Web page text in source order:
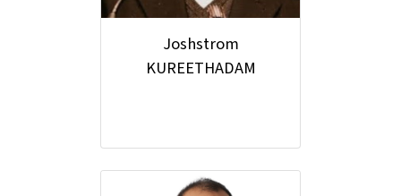
Joshstrom
KUREETHADAM